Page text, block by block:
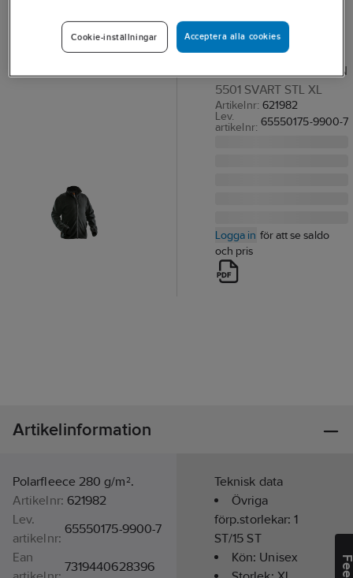
Fleecejacka
Jobman 5501
FLEECEJACKA JOBMAN
5501 SVART STL XL
Artikelnr: 621982
Lev.
artikelnr: 65550175-9900-7
Logga in för att se saldo
och pris
Artikelinformation
Polarfleece 280 g/m².
Artikelnr: 621982
Lev.
artikelnr:
65550175-9900-7
Ean
7319440628396
Teknisk data
Övriga
förp.storlekar:1
ST/15 ST
Kön: Unisex
Acceptera alla cookies
Cookie-inställningar